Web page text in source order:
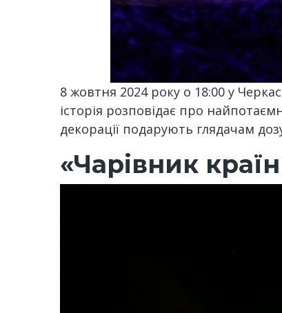
8 жовтня 2024 року о 18:00 у
історія розповідає про
декорації подарують глядачам
«Чарівник